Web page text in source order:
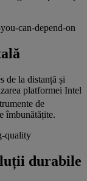
de la distanță și
platformei Intel
de
îmbunătățite.
durabile